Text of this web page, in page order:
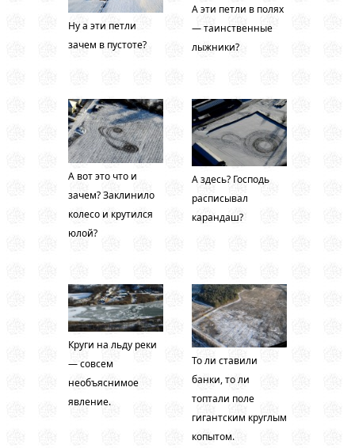
Ну а эти петли
зачем в пустоте?
А эти петли в полях
— таинственные
лыжники?
А вот это что и
зачем? Заклинило
колесо и крутился
юлой?
А здесь? Господь
расписывал
карандаш?
Круги на льду реки
— совсем
необъяснимое
явление.
То ли ставили
банки, то ли
топтали поле
гигантским круглым
копытом.